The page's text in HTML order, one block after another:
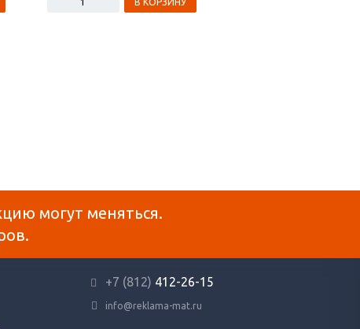
могут меняться.
+7 (812) 412-26-15
info@reklama-mat.ru